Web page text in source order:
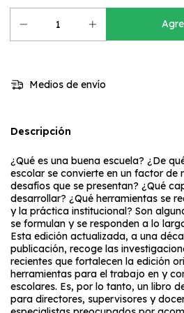
Medios de envío
Descripción
¿Qué es una buena escuela? ¿De
escolar se convierte en un factor de
desafíos que se presentan? ¿Qué
desarrollar? ¿Qué herramientas se
y la práctica institucional? Son
se formulan y se responden a lo
Esta edición actualizada, a una
publicación, recoge las
recientes que fortalecen la edición
herramientas para el trabajo en y
escolares. Es, por lo tanto, un libro
para directores, supervisores y